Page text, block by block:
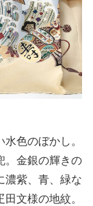
色のぼかし。
。金銀の輝きの
濃紫、青、緑な
文様の地紋。